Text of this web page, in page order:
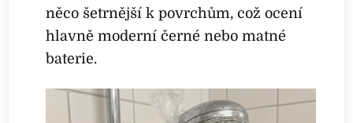
něco šetrnější k povrchům, což ocení
hlavně moderní černé nebo matné
baterie.